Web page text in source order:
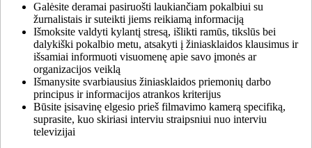
Galėsite deramai pasiruošti laukiančiam pokalbiui su
žurnalistais ir suteikti jiems reikiamą informaciją
Išmoksite valdyti kylantį stresą, išlikti ramūs, tikslūs bei
dalykiški pokalbio metu, atsakyti į žiniasklaidos klausimus ir
išsamiai informuoti visuomenę apie savo įmonės ar
organizacijos veiklą
Išmanysite svarbiausius žiniasklaidos priemonių darbo
principus ir informacijos atrankos kriterijus
Būsite įsisavinę elgesio prieš filmavimo kamerą specifiką,
suprasite, kuo skiriasi interviu straipsniui nuo interviu
televizijai